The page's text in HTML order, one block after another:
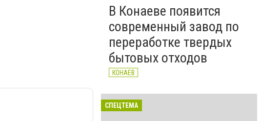
В Конаеве появится
современный завод по
переработке твердых
бытовых отходов
КОНАЕВ
СПЕЦТЕМА